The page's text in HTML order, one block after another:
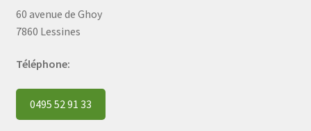
60 avenue de Ghoy
7860 Lessines
Téléphone:
0495 52 91 33